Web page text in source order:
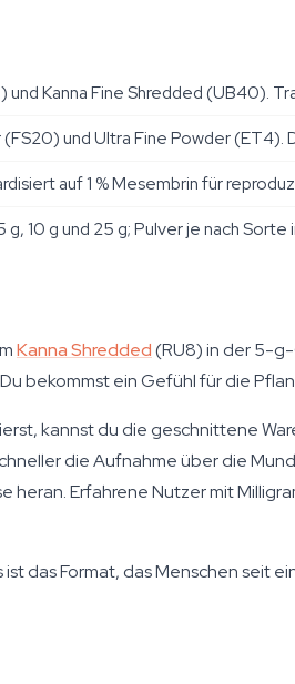
und Kanna Fine Shredded (UB40).
und Ultra Fine Powder
auf 1 % Mesembrin für
10 g und 25 g; Pulver je nach
Kanna Shredded(RU8) in der 5-
bekommst ein Gefühl für die
kannst du die geschnittene
die Aufnahme über die
Erfahrene Nutzer mit
das Format, das Menschen seit